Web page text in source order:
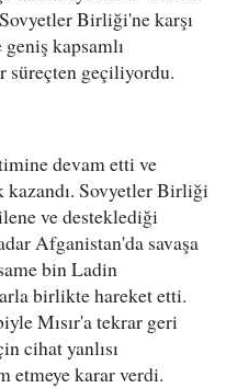
Birliği'ne karşı
geniş kapsamlı
süreçten geçiliyordu.
devam etti ve
Sovyetler Birliği
ve desteklediği
Afganistan'da savaşa
bin Ladin
birlikte hareket etti.
Mısır'a tekrar geri
cihat yanlısı
etmeye karar verdi.